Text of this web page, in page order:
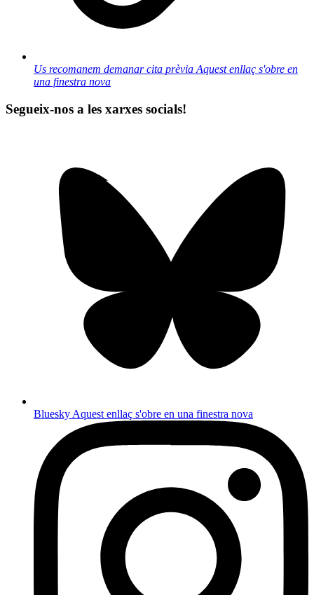
Us recomanem demanar cita prèviaAquest enllaç s'obre en
una finestra nova
Segueix-nos a les xarxes socials!
Bluesky Aquest enllaç s'obre en una finestra nova